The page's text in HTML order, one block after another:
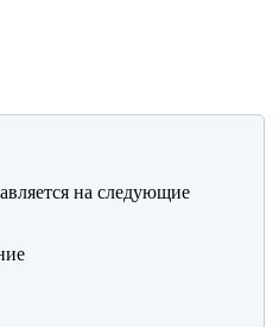
на следующие